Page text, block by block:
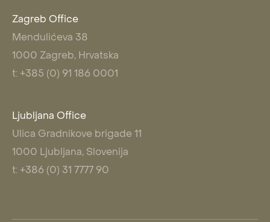
Zagreb Office
Mendulićeva 38
1000 Zagreb, Hrvatska
t: +385 (0) 91 186 0001
Ljubljana Office
Ulica Gradnikove brigade 11
1000 Ljubljana, Slovenija
t: +386 (0) 31 7777 90